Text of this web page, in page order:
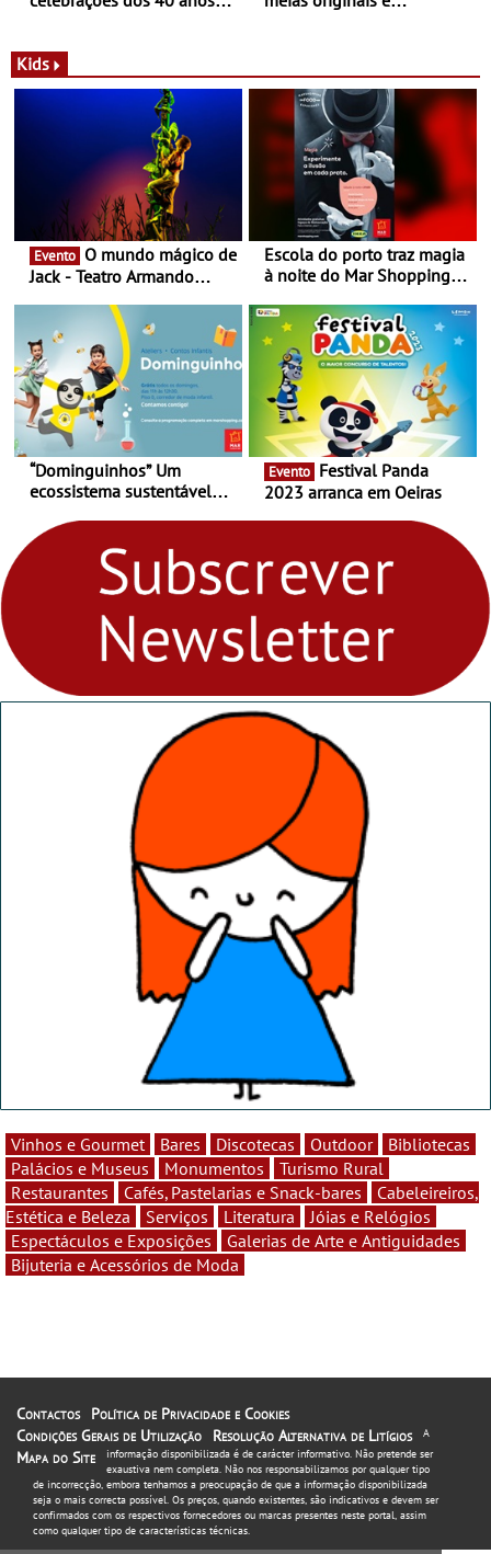
Novas - Edição limitada
Nespresso x Torres Novas
Shopping
Kids
Evento
Jack - Teatro Armando
Escola do porto traz magia
à noite do Mar Shopping
29 de abril, às 21h00
“Dominguinhos” Um
ecossistema sustentável
fores - Atelier de Educação
Ambiental nos
“Dominguinhos” de 23 de
Evento
2023 arranca em Oeiras
Vinhos e Gourmet Bares Discotecas Outdoor
Bibliotecas
Palácios e Museus
Monumentos
Turismo Rural
Restaurantes
Cafés, Pastelarias e Snack-bares
Cabeleireiros,
Estética e Beleza
Serviços Literatura
Jóias e Relógios
Espectáculos e Exposições
Galerias de Arte e Antiguidades
Bijuteria e Acessórios de Moda
Contactos
Política de Privacidade e Cookies
Condições Gerais de Utilização
Resolução Alternativa de Litígios
Mapa do Site
A
informação disponibilizada é de carácter informativo. Não pretende ser
exaustiva nem completa. Não nos responsabilizamos por qualquer tipo
de incorrecção, embora tenhamos a preocupação de que a informação disponibilizada
seja o mais correcta possível. Os preços, quando existentes, são indicativos e devem ser
confirmados com os respectivos fornecedores ou marcas presentes neste portal, assim
como qualquer tipo de características técnicas.